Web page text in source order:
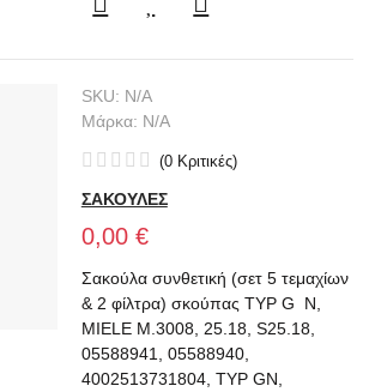
SKU: N/A
Μάρκα: N/A
(0Κριτικές)
ΣΑΚΟΥΛΕΣ
0,00 €
Σακούλα συνθετική (σετ 5 τεμαχίων
& 2 φίλτρα) σκούπας TYP G N,
MIELE M.3008, 25.18, S25.18,
05588941, 05588940,
4002513731804, TYP GN,